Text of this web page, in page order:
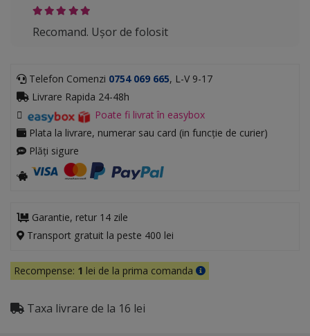
Recomand. Ușor de folosit
Telefon Comenzi 0754 069 665, L-V 9-17
Livrare Rapida 24-48h
Poate fi livrat în easybox
Plata la livrare, numerar sau card (in funcție de curier)
Plăți sigure
Garantie, retur 14 zile
Transport gratuit la peste 400 lei
Recompense: 1 lei de la prima comanda
Taxa livrare de la 16 lei